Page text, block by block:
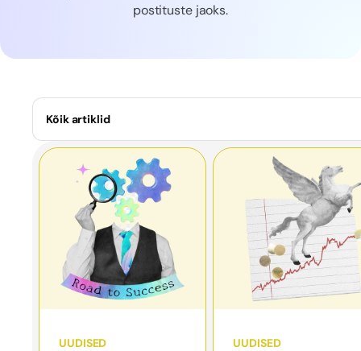
postituste jaoks.
Kõik artiklid
UUDISED
UUDISED